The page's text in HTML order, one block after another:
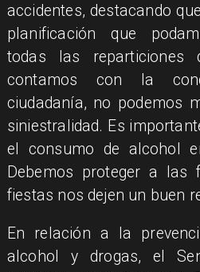
accidentes, destacando
planificación que
todas las reparticiones
contamos con la
ciudadanía, no podemos
siniestralidad. Es
el consumo de alcohol
Debemos proteger a las
fiestas nos dejen un buen
En relación a la
alcohol y drogas, el